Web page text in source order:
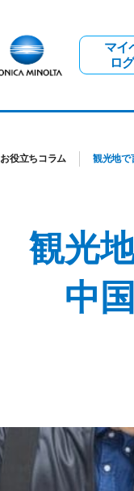
マイ
ロ
お役立ちコラム 観光地で
観光
中